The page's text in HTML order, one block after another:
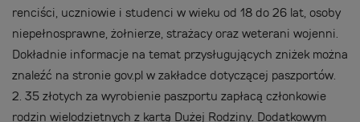
renciści, uczniowie i studenci w wieku od 18 do 26 lat, osoby
niepełnosprawne, żołnierze, strażacy oraz weterani wojenni.
Dokładnie informacje na temat przysługujących zniżek można
znaleźć na stronie gov.pl w zakładce dotyczącej paszportów.
2. 35 złotych za wyrobienie paszportu zapłacą członkowie
rodzin wielodzietnych z kartą Dużej Rodziny. Dodatkowym